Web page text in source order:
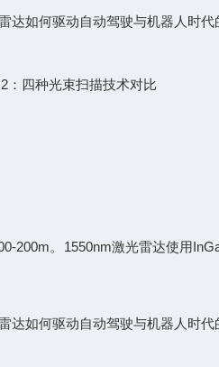
：四种光束扫描技术对比
200m。1550nm激光雷达使用